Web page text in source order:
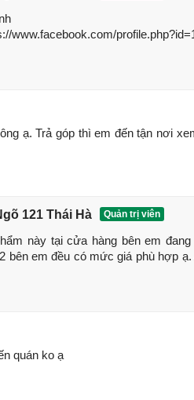
www.facebook.com/
ạ. Trả góp thì em đến tận nơi
121 Thái Hà Quản trị viên
này tại cửa hàng bên em
bên em đều có mức giá phù hợp
quán ko ạ